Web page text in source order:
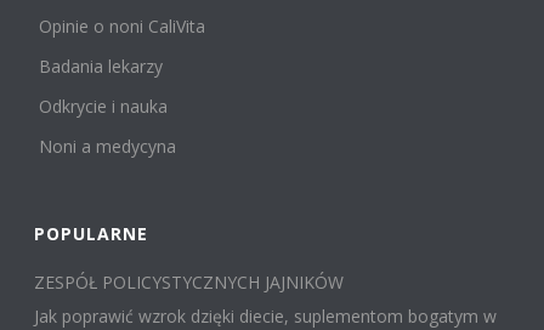
Opinie o noni CaliVita
Badania lekarzy
Odkrycie i nauka
Noni a medycyna
POPULARNE
ZESPÓŁ POLICYSTYCZNYCH JAJNIKÓW
Jak poprawić wzrok dzięki diecie, suplementom bogatym w